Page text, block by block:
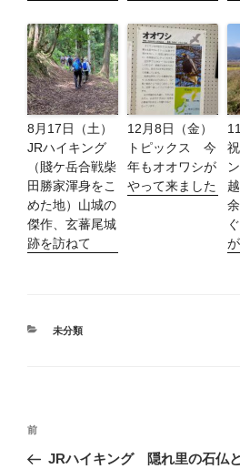
8月17日（土）
JRハイキング
（賤ケ岳合戦柴
田勝家渾身をこ
めた地）山城の
傑作、玄蕃尾城
跡を訪ねて
12月8日（金）
トピックス 今
年もオオワシが
やって来ました
カ
未分類
投
過
去
前
JRハイキング 隠れ里の石仏